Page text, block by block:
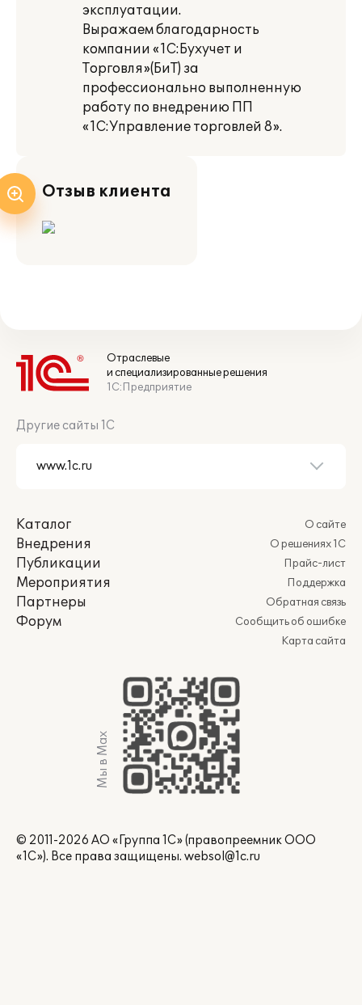
эксплуатации.
Выражаем благодарность
компании «1С:Бухучет и
Торговля»(БиТ) за
профессионально выполненную
работу по внедрению ПП
«1С:Управление торговлей 8».
Отзыв клиента
Отраслевые
и специализированные решения
1С:Предприятие
Другие сайты 1С
Каталог
Внедрения
Публикации
Мероприятия
Партнеры
Форум
О сайте
О решениях 1С
Прайс-лист
Поддержка
Обратная связь
Сообщить об ошибке
Карта сайта
Мы в Max
© 2011-2026 АО «Группа 1С» (правопреемник ООО
«1С»). Все права защищены. websol@1c.ru